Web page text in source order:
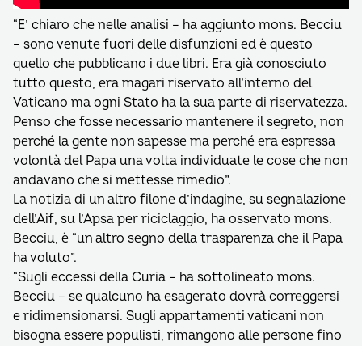
“E’ chiaro che nelle analisi – ha aggiunto mons. Becciu
– sono venute fuori delle disfunzioni ed è questo
quello che pubblicano i due libri. Era già conosciuto
tutto questo, era magari riservato all’interno del
Vaticano ma ogni Stato ha la sua parte di riservatezza.
Penso che fosse necessario mantenere il segreto, non
perché la gente non sapesse ma perché era espressa
volontà del Papa una volta individuate le cose che non
andavano che si mettesse rimedio”.
La notizia di un altro filone d’indagine, su segnalazione
dell’Aif, su l’Apsa per riciclaggio, ha osservato mons.
Becciu, è “un altro segno della trasparenza che il Papa
ha voluto”.
“Sugli eccessi della Curia – ha sottolineato mons.
Becciu – se qualcuno ha esagerato dovrà correggersi
e ridimensionarsi. Sugli appartamenti vaticani non
bisogna essere populisti, rimangono alle persone fino